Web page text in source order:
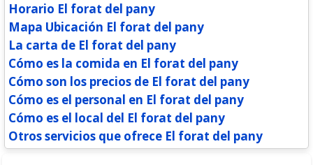
Horario El forat del pany
Mapa Ubicación El forat del pany
La carta de El forat del pany
Cómo es la comida en El forat del pany
Cómo son los precios de El forat del pany
Cómo es el personal en El forat del pany
Cómo es el local del El forat del pany
Otros servicios que ofrece El forat del pany